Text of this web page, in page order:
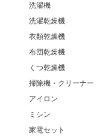
洗濯機
洗濯乾燥機
衣類乾燥機
布団乾燥機
くつ乾燥機
掃除機・クリーナー
アイロン
ミシン
家電セット